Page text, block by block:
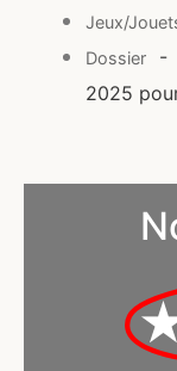
Jeux/
Dossier
-
2025